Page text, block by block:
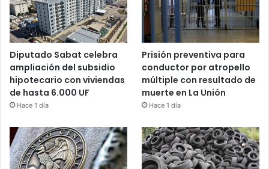
Diputado Sabat celebra
ampliación del subsidio
hipotecario con viviendas
de hasta 6.000 UF
Hace 1 día
Prisión preventiva para
conductor por atropello
múltiple con resultado de
muerte en La Unión
Hace 1 día